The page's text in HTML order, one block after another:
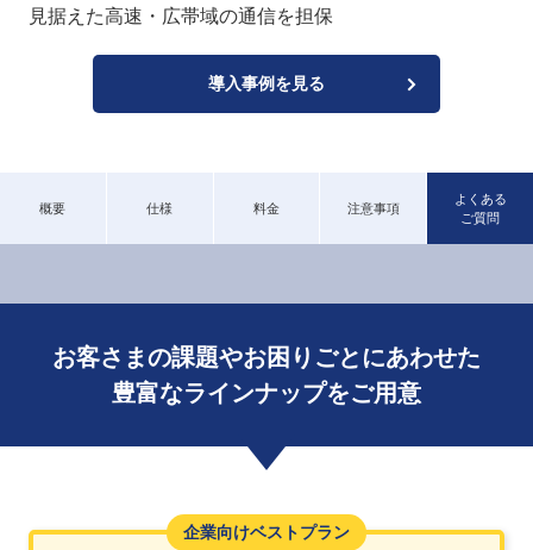
見据えた高速・広帯域の通信を担保
導入事例を見る
概要 仕様 料金 注意事項
よくある
ご質問
お客さまの課題やお困りごとにあわせた
豊富なラインナップをご用意
企業向けベストプラン